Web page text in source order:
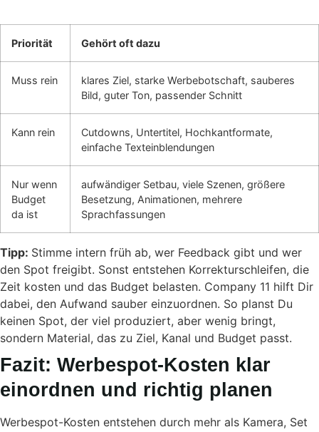
Priorität Gehört oft dazu
Muss rein
klares Ziel, starke Werbebotschaft, sauberes
Bild, guter Ton, passender Schnitt
Kann rein
Cutdowns, Untertitel, Hochkantformate,
einfache Texteinblendungen
Nur wenn
Budget
da ist
aufwändiger Setbau, viele Szenen, größere
Besetzung, Animationen, mehrere
Sprachfassungen
Tipp: Stimme intern früh ab, wer Feedback gibt und wer
den Spot freigibt. Sonst entstehen Korrekturschleifen, die
Zeit kosten und das Budget belasten. Company 11 hilft Dir
dabei, den Aufwand sauber einzuordnen. So planst Du
keinen Spot, der viel produziert, aber wenig bringt,
sondern Material, das zu Ziel, Kanal und Budget passt.
Fazit: Werbespot-Kosten klar
einordnen und richtig planen
Werbespot-Kosten entstehen durch mehr als Kamera, Set